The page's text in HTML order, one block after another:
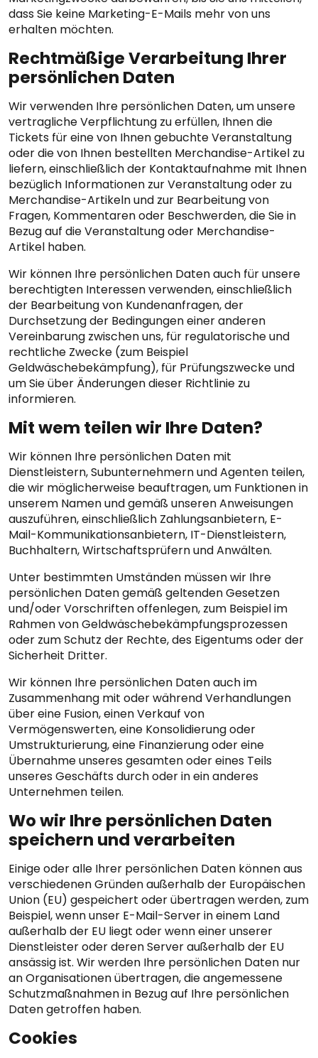
dass Sie keine Marketing-E-Mails mehr von uns
erhalten möchten.
Rechtmäßige Verarbeitung Ihrer
persönlichen Daten
Wir verwenden Ihre persönlichen Daten, um unsere
vertragliche Verpflichtung zu erfüllen, Ihnen die
Tickets für eine von Ihnen gebuchte Veranstaltung
oder die von Ihnen bestellten Merchandise-Artikel zu
liefern, einschließlich der Kontaktaufnahme mit Ihnen
bezüglich Informationen zur Veranstaltung oder zu
Merchandise-Artikeln und zur Bearbeitung von
Fragen, Kommentaren oder Beschwerden, die Sie in
Bezug auf die Veranstaltung oder Merchandise-
Artikel haben.
Wir können Ihre persönlichen Daten auch für unsere
berechtigten Interessen verwenden, einschließlich
der Bearbeitung von Kundenanfragen, der
Durchsetzung der Bedingungen einer anderen
Vereinbarung zwischen uns, für regulatorische und
rechtliche Zwecke (zum Beispiel
Geldwäschebekämpfung), für Prüfungszwecke und
um Sie über Änderungen dieser Richtlinie zu
informieren.
Mit wem teilen wir Ihre Daten?
Wir können Ihre persönlichen Daten mit
Dienstleistern, Subunternehmern und Agenten teilen,
die wir möglicherweise beauftragen, um Funktionen in
unserem Namen und gemäß unseren Anweisungen
auszuführen, einschließlich Zahlungsanbietern, E-
Mail-Kommunikationsanbietern, IT-Dienstleistern,
Buchhaltern, Wirtschaftsprüfern und Anwälten.
Unter bestimmten Umständen müssen wir Ihre
persönlichen Daten gemäß geltenden Gesetzen
und/oder Vorschriften offenlegen, zum Beispiel im
Rahmen von Geldwäschebekämpfungsprozessen
oder zum Schutz der Rechte, des Eigentums oder der
Sicherheit Dritter.
Wir können Ihre persönlichen Daten auch im
Zusammenhang mit oder während Verhandlungen
über eine Fusion, einen Verkauf von
Vermögenswerten, eine Konsolidierung oder
Umstrukturierung, eine Finanzierung oder eine
Übernahme unseres gesamten oder eines Teils
unseres Geschäfts durch oder in ein anderes
Unternehmen teilen.
Wo wir Ihre persönlichen Daten
speichern und verarbeiten
Einige oder alle Ihrer persönlichen Daten können aus
verschiedenen Gründen außerhalb der Europäischen
Union (EU) gespeichert oder übertragen werden, zum
Beispiel, wenn unser E-Mail-Server in einem Land
außerhalb der EU liegt oder wenn einer unserer
Dienstleister oder deren Server außerhalb der EU
ansässig ist. Wir werden Ihre persönlichen Daten nur
an Organisationen übertragen, die angemessene
Schutzmaßnahmen in Bezug auf Ihre persönlichen
Daten getroffen haben.
Cookies